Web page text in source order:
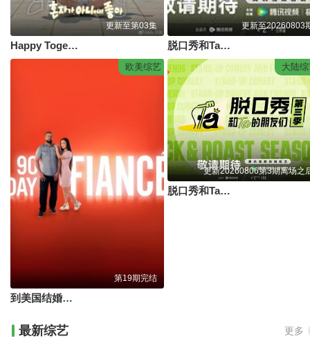
更新至第03集
Happy Together-不是一个人真好
更新至20260803
脱口秀和Ta的朋友们 第3季
欧美综艺
第19期完结
到美国结婚去第八季
大陆
更新20260806第3期离场之
脱口秀和Ta的朋友们 第三季
最新综艺 更多